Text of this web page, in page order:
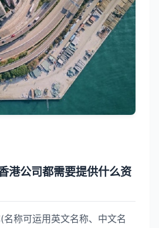
公司都需要提供什么资
称可运用英文名称、中文名